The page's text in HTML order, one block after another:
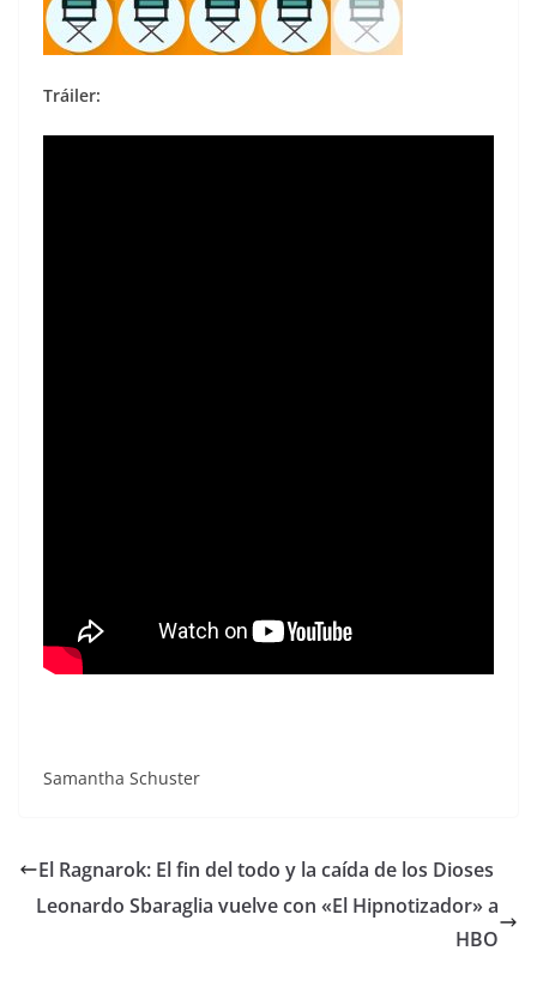
Tráiler:
Samantha Schuster
El Ragnarok: El fin del todo y la caída de los Dioses
Leonardo Sbaraglia vuelve con «El Hipnotizador» a
HBO